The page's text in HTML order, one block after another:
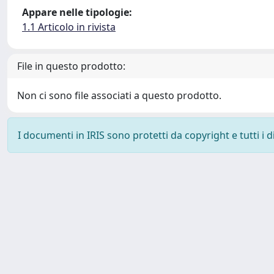
Appare nelle tipologie:
1.1 Articolo in rivista
File in questo prodotto:
Non ci sono file associati a questo prodotto.
I documenti in IRIS sono protetti da copyright e tutti i